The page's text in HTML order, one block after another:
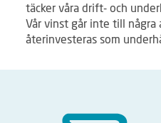
täcker våra drift- och
Vår vinst går inte till
återinvesteras som